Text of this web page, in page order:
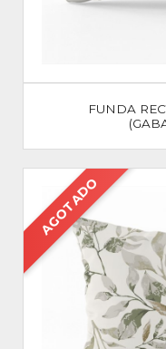
FUNDA
AGOTADO